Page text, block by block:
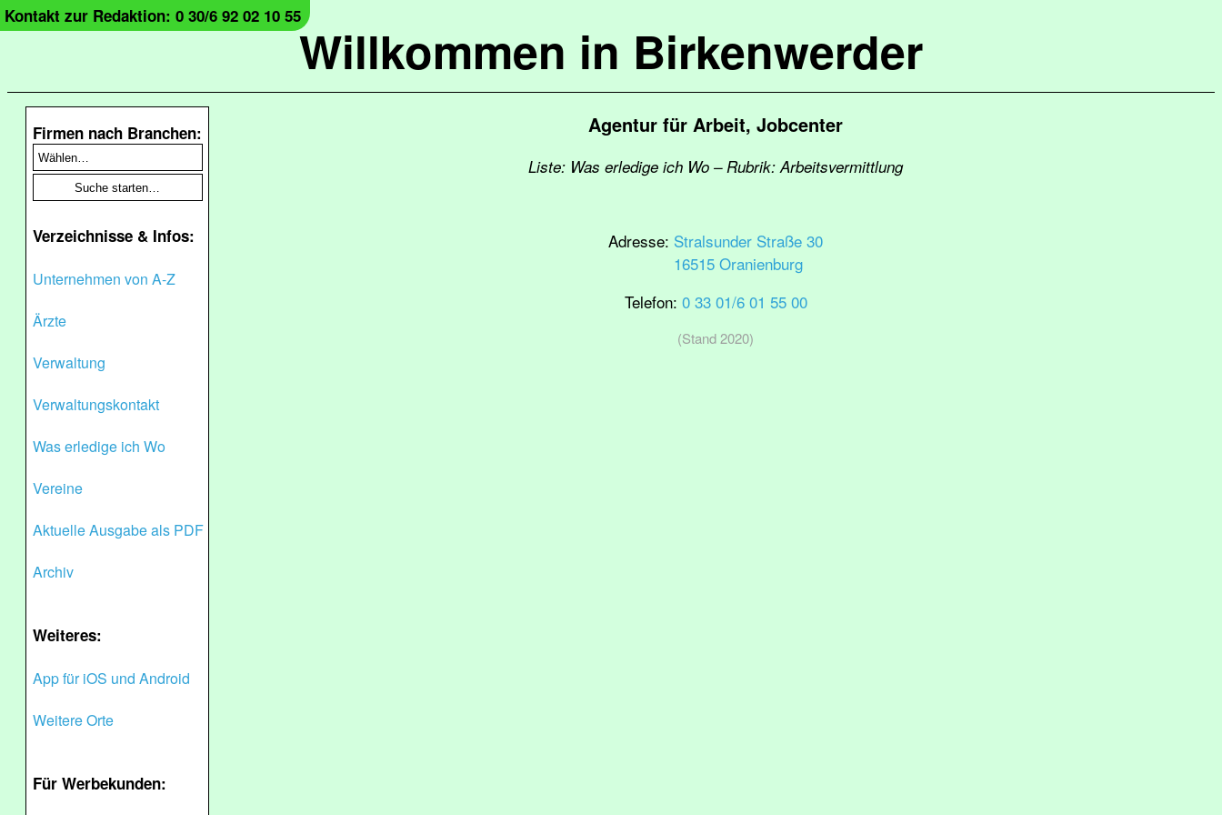
Willkommen in Birkenwerder
Kontakt zur Redaktion: 0 30/6 92 02 10 55
Firmen nach Branchen:
Verzeichnisse & Infos:
Unternehmen von A-Z
Ärzte
Verwaltung
Verwaltungskontakt
Was erledige ich Wo
Vereine
Aktuelle Ausgabe als PDF
Archiv
Weiteres:
App für iOS und Android
Weitere Orte
Für Werbekunden:
Agentur für Arbeit, Jobcenter
Liste: Was erledige ich Wo – Rubrik: Arbeitsvermittlung
Adresse: Stralsunder Straße 30
16515 Oranienburg
Telefon: 0 33 01/6 01 55 00
(Stand 2020)